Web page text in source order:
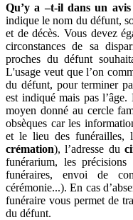
Qu’y a –t-il dans un avis
indique le nom du défunt,
et de décès. Vous devez
circonstances de sa
proches du défunt
L'usage veut que l’on
du défunt, pour terminer
est indiqué mais pas
moyen donné au cercle
obsèques car les
et le lieu des funérailles,
crémation), l’adresse du
funérarium, les
funéraires, envoi de
cérémonie...). En cas
funéraire vous permet de
du défunt.